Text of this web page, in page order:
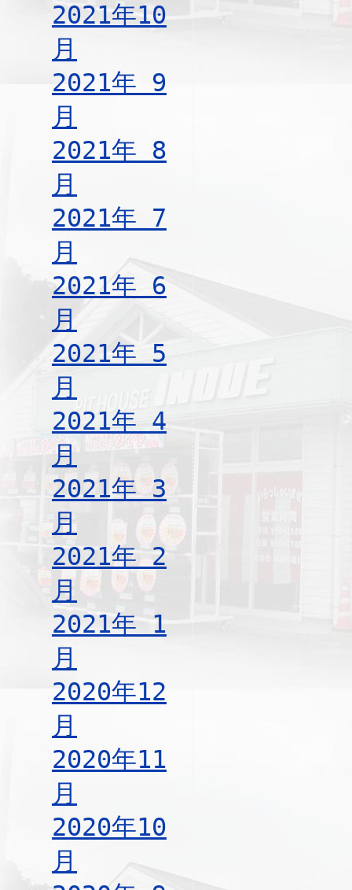
2021年10
月
2021年 9
月
2021年 8
月
2021年 7
月
2021年 6
月
2021年 5
月
2021年 4
月
2021年 3
月
2021年 2
月
2021年 1
月
2020年12
月
2020年11
月
2020年10
月